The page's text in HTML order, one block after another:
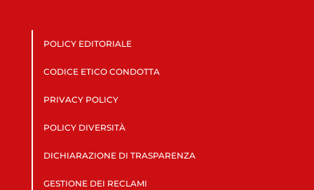
POLICY EDITORIALE
CODICE ETICO CONDOTTA
PRIVACY POLICY
POLICY DIVERSITÀ
DICHIARAZIONE DI TRASPARENZA
GESTIONE DEI RECLAMI